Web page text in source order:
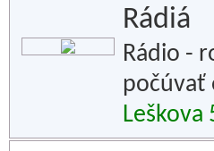
Rádiá
Rádio -
počúvať
Leškova